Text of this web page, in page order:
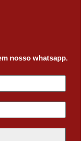
nosso whatsapp.